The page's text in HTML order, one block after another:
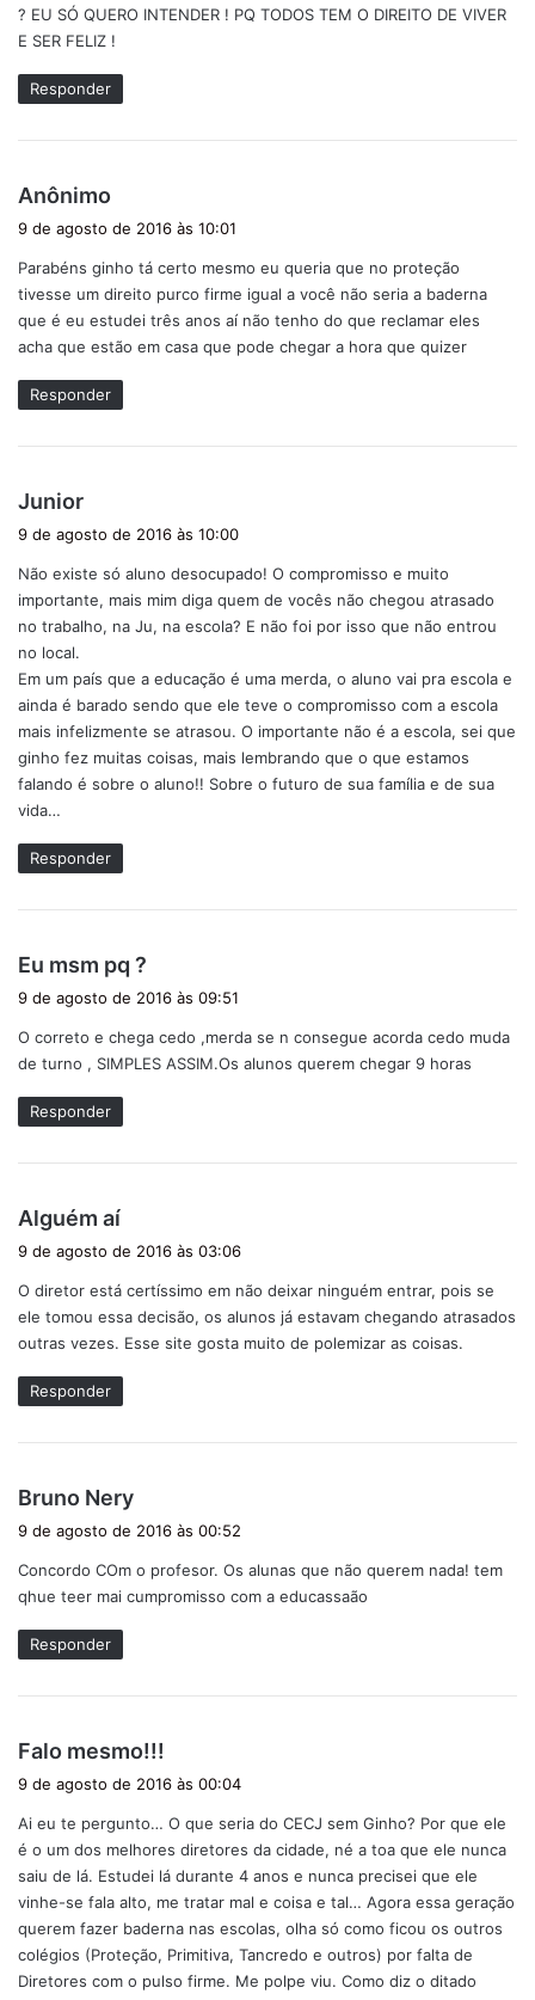
? EU SÓ QUERO INTENDER ! PQ TODOS TEM O DIREITO DE VIVER
E SER FELIZ !
Responder
Anônimo
s
e
:
9 de agosto de 2016 às 10:01
Parabéns ginho tá certo mesmo eu queria que no proteção
tivesse um direito purco firme igual a você não seria a baderna
que é eu estudei três anos aí não tenho do que reclamar eles
acha que estão em casa que pode chegar a hora que quizer
Responder
Junior
s
e
:
9 de agosto de 2016 às 10:00
Não existe só aluno desocupado! O compromisso e muito
importante, mais mim diga quem de vocês não chegou atrasado
no trabalho, na Ju, na escola? E não foi por isso que não entrou
no local.
Em um país que a educação é uma merda, o aluno vai pra escola e
ainda é barado sendo que ele teve o compromisso com a escola
mais infelizmente se atrasou. O importante não é a escola, sei que
ginho fez muitas coisas, mais lembrando que o que estamos
falando é sobre o aluno!! Sobre o futuro de sua família e de sua
vida…
Responder
Eu msm pq ?
i
s
e
9 de agosto de 2016 às 09:51
O correto e chega cedo ,merda se n consegue acorda cedo muda
de turno , SIMPLES ASSIM.Os alunos querem chegar 9 horas
Responder
Alguém aí
s
e
9 de agosto de 2016 às 03:06
O diretor está certíssimo em não deixar ninguém entrar, pois se
ele tomou essa decisão, os alunos já estavam chegando atrasados
outras vezes. Esse site gosta muito de polemizar as coisas.
Responder
Bruno Nery
s
e
9 de agosto de 2016 às 00:52
Concordo COm o profesor. Os alunas que não querem nada! tem
qhue teer mai cumpromisso com a educassaão
Responder
Falo mesmo!!!
i
s
e
:
9 de agosto de 2016 às 00:04
Ai eu te pergunto… O que seria do CECJ sem Ginho? Por que ele
é o um dos melhores diretores da cidade, né a toa que ele nunca
saiu de lá. Estudei lá durante 4 anos e nunca precisei que ele
vinhe-se fala alto, me tratar mal e coisa e tal… Agora essa geração
querem fazer baderna nas escolas, olha só como ficou os outros
colégios (Proteção, Primitiva, Tancredo e outros) por falta de
Diretores com o pulso firme. Me polpe viu. Como diz o ditado